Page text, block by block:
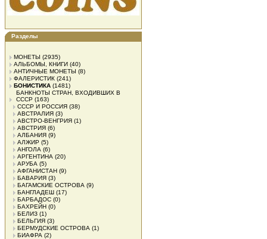
Разделы
МОНЕТЫ (2935)
АЛЬБОМЫ, КНИГИ (40)
АНТИЧНЫЕ МОНЕТЫ (8)
ФАЛЕРИСТИК (241)
БОНИСТИКА (1481)
БАНКНОТЫ СТРАН, ВХОДИВШИХ В
СССР (163)
СССР И РОССИЯ (38)
АВСТРАЛИЯ (3)
АВСТРО-ВЕНГРИЯ (1)
АВСТРИЯ (6)
АЛБАНИЯ (9)
АЛЖИР (5)
АНГОЛА (6)
АРГЕНТИНА (20)
АРУБА (5)
АФГАНИСТАН (9)
БАВАРИЯ (3)
БАГАМСКИЕ ОСТРОВА (9)
БАНГЛАДЕШ (17)
БАРБАДОС (0)
БАХРЕЙН (0)
БЕЛИЗ (1)
БЕЛЬГИЯ (3)
БЕРМУДСКИЕ ОСТРОВА (1)
БИАФРА (2)